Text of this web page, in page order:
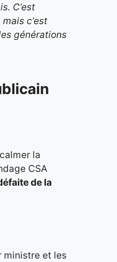
C’est
c’est
générations
la
CSA
de la
ministre et les